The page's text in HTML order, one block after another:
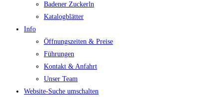
Badener Zuckerln
Katalogblätter
Info
Öffnungszeiten & Preise
Führungen
Kontakt & Anfahrt
Unser Team
Website-Suche umschalten